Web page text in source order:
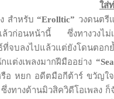
ใส่
ง สำหรับ“Erolltic” วงดนตรี
ล้วก่อนหน้านี้ ซึ่งทางวงไม่เ
ที่จบลงไปแล้วแต่ยังโดนตอ
แต่งเพลงมากฝีมืออย่าง“
อ หยก อดีตมือกีต้าร์ ขวัญใ
งทางด้านมิวสิควิดีโอเพลง